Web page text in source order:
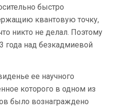
быстро
квантовую точку,
никто не делал. Поэтому
года над безкадмиевой
ее научного
которого в одном из
было вознаграждено